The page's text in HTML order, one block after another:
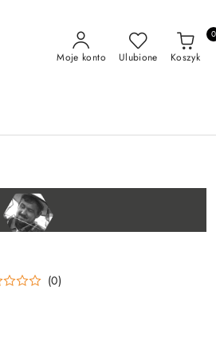
Moje konto Ulubione Koszyk
0
(0)